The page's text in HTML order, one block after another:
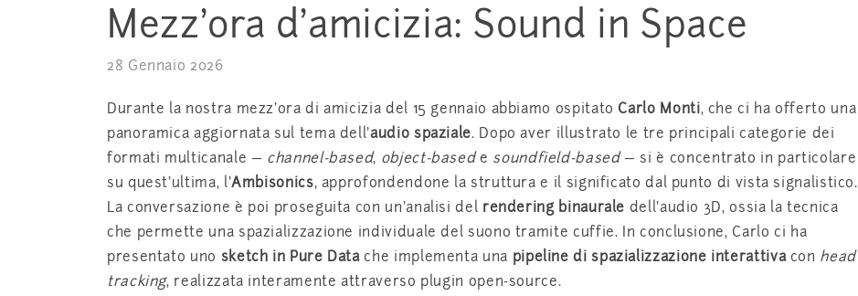
Mezz’ora d’amicizia: Sound in Space
28 Gennaio 2026
Durante la nostra mezz’ora di amicizia del 15 gennaio abbiamo ospitato Carlo Monti, che ci ha offerto una
panoramica aggiornata sul tema dell’audio spaziale. Dopo aver illustrato le tre principali categorie dei
formati multicanale — channel-based, object-basede soundfield-based— si è concentrato in particolare
su quest’ultima, l’Ambisonics, approfondendone la struttura e il significato dal punto di vista signalistico.
La conversazione è poi proseguita con un’analisi del rendering binaurale dell’audio 3D, ossia la tecnica
che permette una spazializzazione individuale del suono tramite cuffie. In conclusione, Carlo ci ha
presentato uno sketch in Pure Datache implementa una pipeline di spazializzazione interattivacon head
tracking, realizzata interamente attraverso plugin open-source.